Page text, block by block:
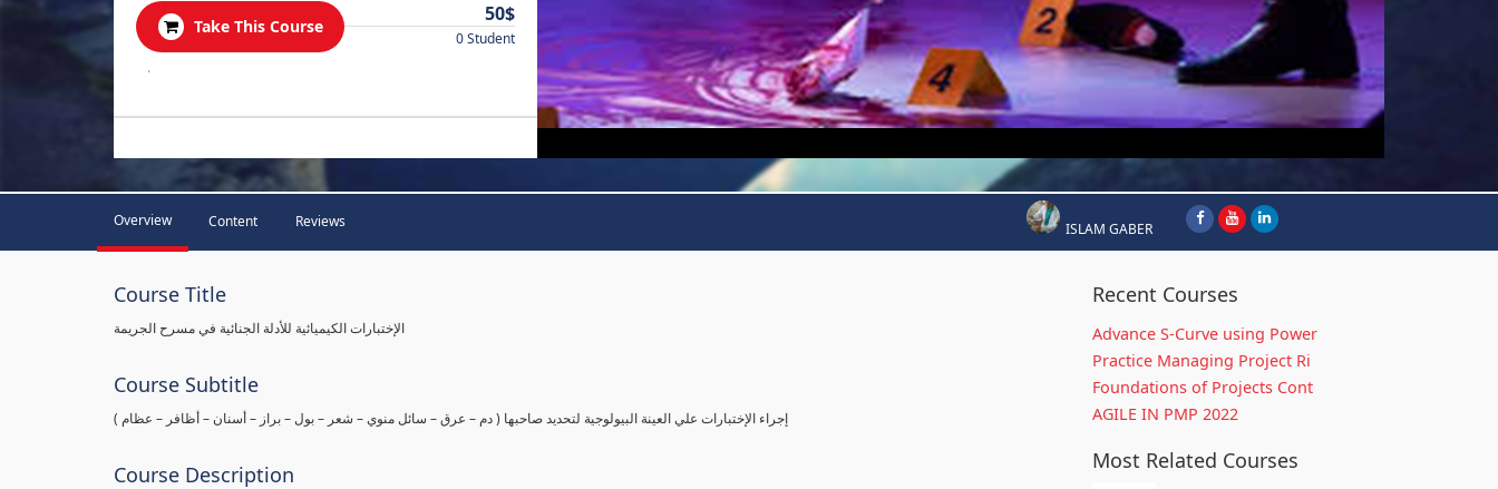
Take This Course
50$
0 Student
.
Overview Content Reviews ISLAM GABER
Course Title
الإختبارات الكيميائية للأدلة الجنائية في مسرح الجريمة
Course Subtitle
( إجراء الإختبارات علي العينة البيولوجية لتحديد صاحبها ( دم – عرق – سائل منوي – شعر – بول – براز – أسنان – أظافر – عظام
Course Description
Recent Courses
Advance S-Curve using Power
Practice Managing Project Ri
Foundations of Projects Cont
AGILE IN PMP 2022
Most Related Courses